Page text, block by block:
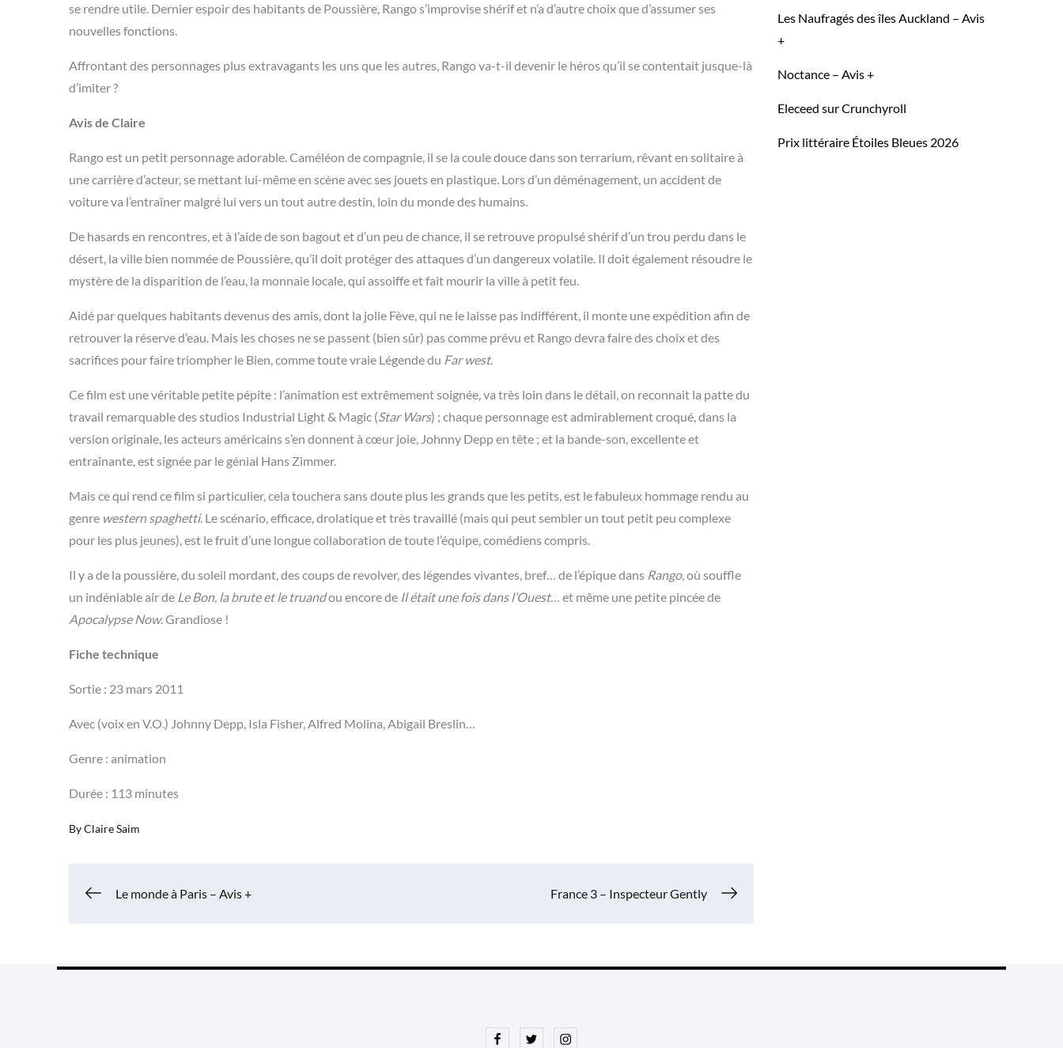
se rendre utile. Dernier espoir des habitants de Poussière, Rango s’improvise shérif et n’a d’autre choix que d’assumer ses
nouvelles fonctions.
Affrontant des personnages plus extravagants les uns que les autres, Rango va-t-il devenir le héros qu’il se contentait jusque-là
d’imiter ?
Avis de Claire
Rango est un petit personnage adorable. Caméléon de compagnie, il se la coule douce dans son terrarium, rêvant en solitaire à
une carrière d’acteur, se mettant lui-même en scène avec ses jouets en plastique. Lors d’un déménagement, un accident de
voiture va l’entraîner malgré lui vers un tout autre destin, loin du monde des humains.
De hasards en rencontres, et à l’aide de son bagout et d’un peu de chance, il se retrouve propulsé shérif d’un trou perdu dans le
désert, la ville bien nommée de Poussière, qu’il doit protéger des attaques d’un dangereux volatile. Il doit également résoudre le
mystère de la disparition de l’eau, la monnaie locale, qui assoiffe et fait mourir la ville à petit feu.
Aidé par quelques habitants devenus des amis, dont la jolie Fève, qui ne le laisse pas indifférent, il monte une expédition afin de
retrouver la réserve d’eau. Mais les choses ne se passent (bien sûr) pas comme prévu et Rango devra faire des choix et des
sacrifices pour faire triompher le Bien, comme toute vraie Légende du Far west.
Ce film est une véritable petite pépite : l’animation est extrêmement soignée, va très loin dans le détail, on reconnait la patte du
travail remarquable des studios Industrial Light & Magic (Star Wars) ; chaque personnage est admirablement croqué, dans la
version originale, les acteurs américains s’en donnent à cœur joie, Johnny Depp en tête ; et la bande-son, excellente et
entraînante, est signée par le génial Hans Zimmer.
Mais ce qui rend ce film si particulier, cela touchera sans doute plus les grands que les petits, est le fabuleux hommage rendu au
genre western spaghetti. Le scénario, efficace, drolatique et très travaillé (mais qui peut sembler un tout petit peu complexe
pour les plus jeunes), est le fruit d’une longue collaboration de toute l’équipe, comédiens compris.
Il y a de la poussière, du soleil mordant, des coups de revolver, des légendes vivantes, bref… de l’épique dans Rango, où souffle
un indéniable air de Le Bon, la brute et le truandou encore de Il était une fois dans l’Ouest… et même une petite pincée de
Apocalypse Now. Grandiose !
Fiche technique
Sortie : 23 mars 2011
Avec (voix en V.O.) Johnny Depp, Isla Fisher, Alfred Molina, Abigail Breslin…
Genre : animation
Durée : 113 minutes
ByClaire Saim
Navigation
Le monde à Paris – Avis + France 3 – Inspecteur Gently
Les Naufragés des îles Auckland – Avis
+
Noctance – Avis +
Eleceed sur Crunchyroll
Prix littéraire Étoiles Bleues 2026
FacebookTwitterInstagram